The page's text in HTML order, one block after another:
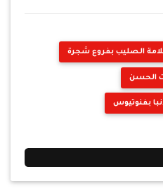
الصليب بفروع شجرة
الحسن
بفنوتيوس